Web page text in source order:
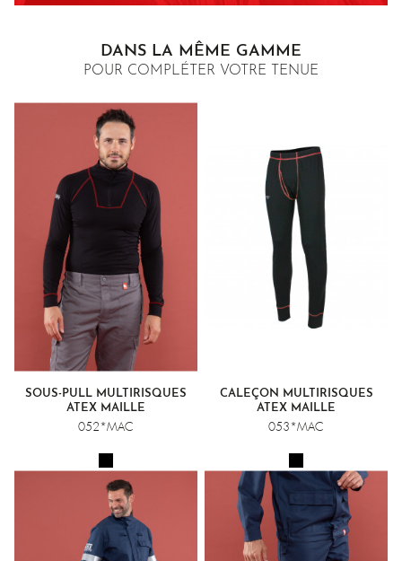
DANS LA MÊME GAMME
POUR COMPLÉTER VOTRE TENUE
SOUS-PULL MULTIRISQUES
ATEX MAILLE
052*MAC
CALEÇON MULTIRISQUES
ATEX MAILLE
053*MAC